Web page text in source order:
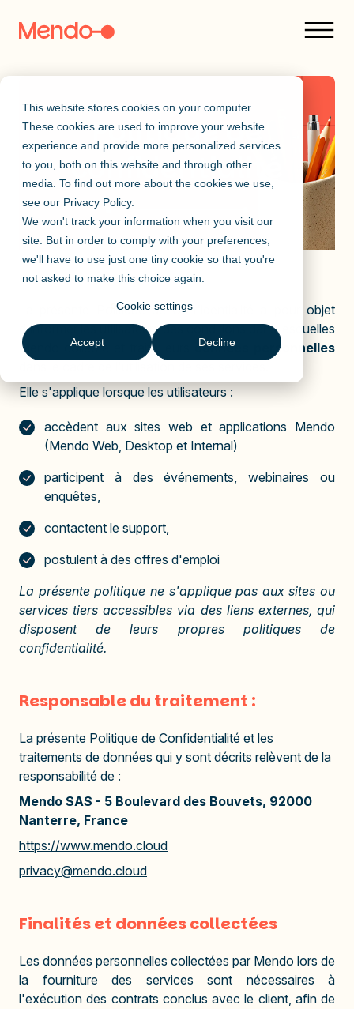
This website stores cookies on your computer.
These cookies are used to improve your website
experience and provide more personalized services
to you, both on this website and through other
media. To find out more about the cookies we use,
see our Privacy Policy.
We won't track your information when you visit our
site. But in order to comply with your preferences,
we'll have to use just one tiny cookie so that you're
not asked to make this choice again.
Cookie settings
Accept Decline
Politique de
confidentialité
La présente Politique de Confidentialité a pour objet
d'informer les utilisateurs des conditions dans lesquelles
Mendo collecte et traite leurs
données personnelles
Elle s'applique lorsque les utilisateurs :
accèdent aux sites web et applications Mendo
(Mendo Web, Desktop et Internal)
participent à des événements, webinaires ou
enquêtes,
contactent le support,
postulent à des offres d'emploi
La présente politique ne s'applique pas aux sites ou
services tiers accessibles via des liens externes, qui
disposent de leurs propres politiques de
confidentialité.
Responsable du traitement :
La présente Politique de Confidentialité et les
traitements de données qui y sont décrits relèvent de la
responsabilité de :
Mendo SAS - 5 Boulevard des Bouvets, 92000
Nanterre, France
https://www.mendo.cloud
privacy@mendo.cloud
Finalités et données collectées
Les données personnelles collectées par Mendo lors de
la fourniture des services sont nécessaires à
l'exécution des contrats conclus avec le client, afin de